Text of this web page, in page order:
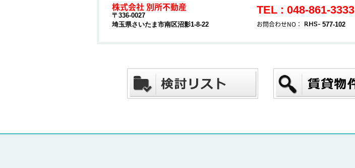
株式会社 別所不動産
〒336-0027
埼玉県さいたま市南区沼影1-8-22
TEL : 048-861-3333
お問合わせNO： 577-102